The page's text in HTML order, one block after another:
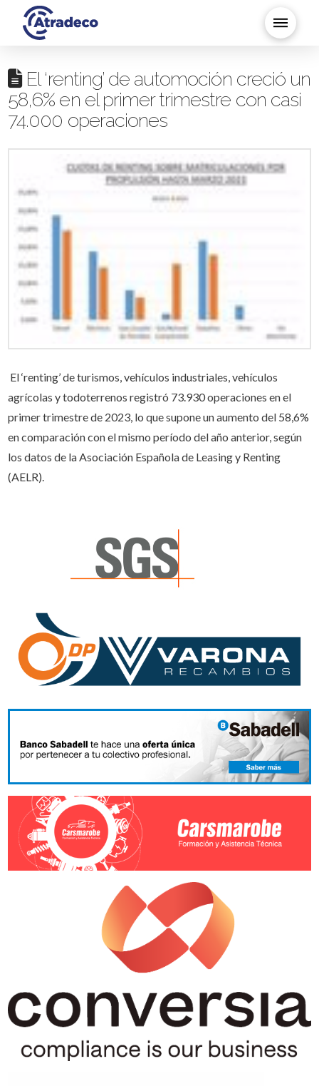
El ‘renting’ de automoción creció un
58,6% en el primer trimestre con casi
74.000 operaciones
El ‘renting’ de turismos, vehículos industriales, vehículos
agrícolas y todoterrenos registró 73.930 operaciones en el
primer trimestre de 2023, lo que supone un aumento del 58,6%
en comparación con el mismo período del año anterior, según
los datos de la Asociación Española de Leasing y Renting
(AELR).